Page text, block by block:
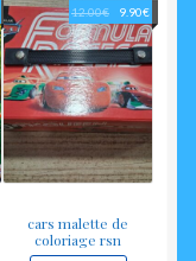
cars malette de
coloriage rsn
12.00€ Le
prix
initial
était :
12.00€.
9.90€Le
prix
actuel
est :
9.90€.